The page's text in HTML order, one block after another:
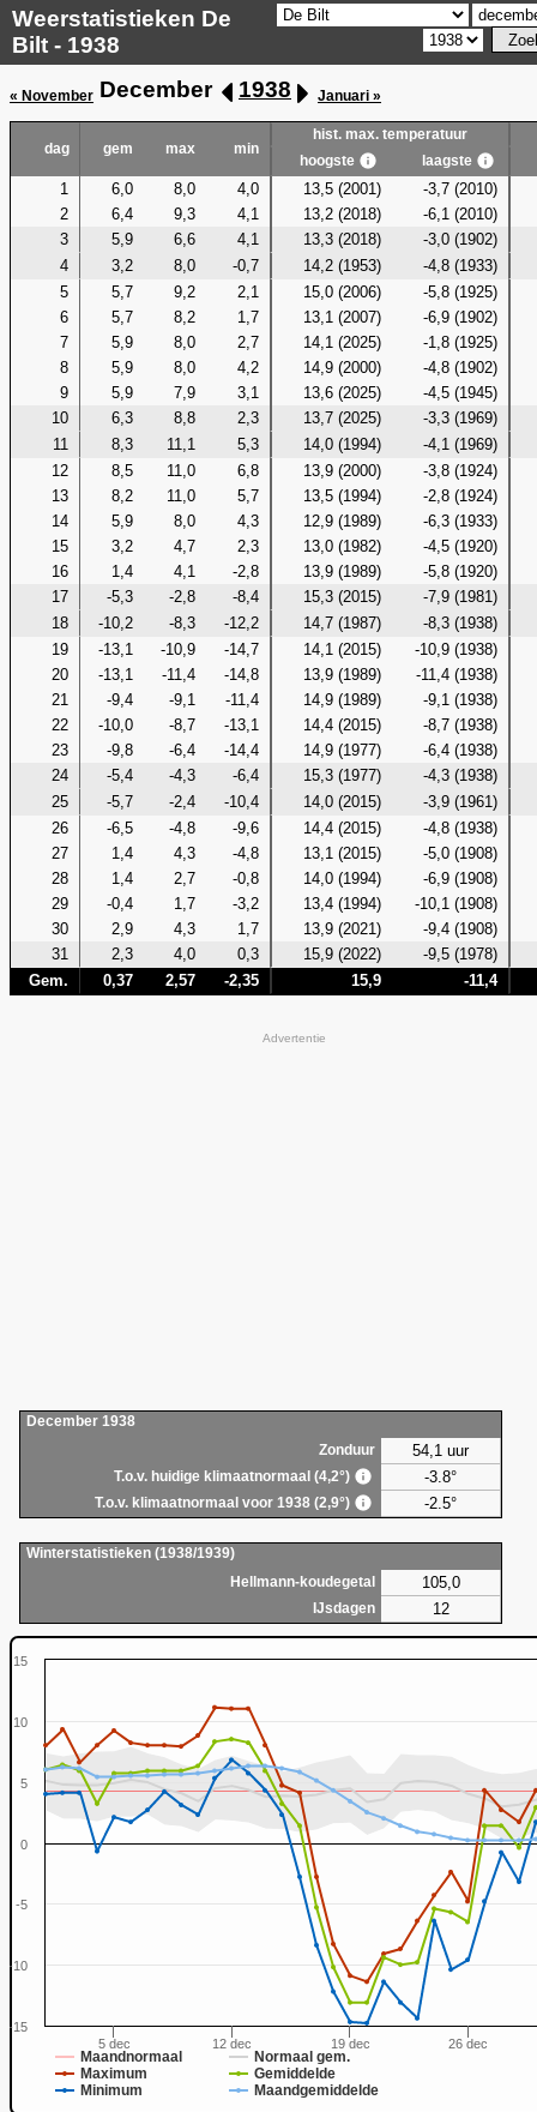
Weerstatistieken De
Bilt - 1938
« November December 1938 Januari »
dag gem max min
hist. max. temperatuur
hoogste
laagste
1 6,0 8,0 4,0 13,5 (2001)
-3,7 (2010)
2
6,4 9,3 4,1 13,2 (2018)
-6,1 (2010)
3
5,9 6,6 4,1 13,3 (2018)
-3,0 (1902)
4
3,2 8,0 -0,7 14,2 (1953)
-4,8 (1933)
5
5,7 9,2 2,1 15,0 (2006)
-5,8 (1925)
6
5,7 8,2 1,7 13,1 (2007)
-6,9 (1902)
7
5,9 8,0 2,7 14,1 (2025)
-1,8 (1925)
8
5,9 8,0 4,2 14,9 (2000)
-4,8 (1902)
9
5,9 7,9 3,1 13,6 (2025)
-4,5 (1945)
10
6,3 8,8 2,3 13,7 (2025)
-3,3 (1969)
11
8,3 11,1 5,3 14,0 (1994)
-4,1 (1969)
12
8,5 11,0 6,8 13,9 (2000)
-3,8 (1924)
13
8,2 11,0 5,7 13,5 (1994)
-2,8 (1924)
14
5,9 8,0 4,3 12,9 (1989)
-6,3 (1933)
15
3,2 4,7 2,3 13,0 (1982)
-4,5 (1920)
16
1,4 4,1 -2,8 13,9 (1989)
-5,8 (1920)
17
-5,3 -2,8 -8,4 15,3 (2015)
-7,9 (1981)
18
-10,2 -8,3 -12,2 14,7 (1987)
-8,3 (1938)
19
-13,1 -10,9 -14,7 14,1 (2015)
-10,9 (1938)
20
-13,1 -11,4 -14,8 13,9 (1989)
-11,4 (1938)
21
-9,4 -9,1 -11,4 14,9 (1989)
-9,1 (1938)
22
-10,0 -8,7 -13,1 14,4 (2015)
-8,7 (1938)
23
-9,8 -6,4 -14,4 14,9 (1977)
-6,4 (1938)
24
-5,4 -4,3 -6,4 15,3 (1977)
-4,3 (1938)
25
-5,7 -2,4 -10,4 14,0 (2015)
-3,9 (1961)
26
-6,5 -4,8 -9,6 14,4 (2015)
-4,8 (1938)
27
1,4 4,3 -4,8 13,1 (2015)
-5,0 (1908)
28
1,4 2,7 -0,8 14,0 (1994)
-6,9 (1908)
29
-0,4 1,7 -3,2 13,4 (1994)
-10,1 (1908)
30
2,9 4,3 1,7 13,9 (2021)
-9,4 (1908)
31
2,3 4,0 0,3 15,9 (2022)
-9,5 (1978)
Gem.
0,37 2,57 -2,35 15,9 -11,4
Advertentie
December 1938
Zonduur
54,1 uur
T.o.v. huidige klimaatnormaal (4,2°) -3.8°
T.o.v. klimaatnormaal voor 1938 (2,9°) -2.5°
Winterstatistieken (1938/1939)
Hellmann-koudegetal
105,0
IJsdagen 12
Maandnormaal
Normaal gem.
Maximum
Gemiddelde
Minimum
Maandgemiddelde
5 dec 12 dec 19 dec 26 dec
-15
-10
-5
0
5
10
15